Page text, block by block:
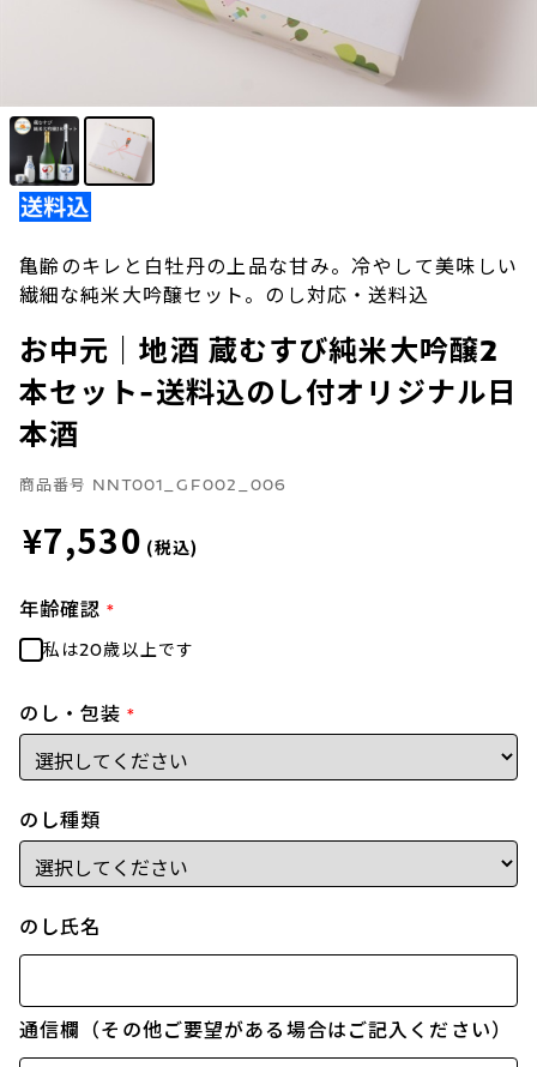
亀齢のキレと白牡丹の上品な甘み。冷やして美味しい
繊細な純米大吟醸セット。のし対応・送料込
お中元｜地酒 蔵むすび純米大吟醸2
本セット-送料込のし付オリジナル日
本酒
商品番号 NNT001_GF002_006
¥7,530 (税込)
年齢確認 *
私は20歳以上です
のし・包装 *
のし種類
のし氏名
通信欄（その他ご要望がある場合はご記入ください）